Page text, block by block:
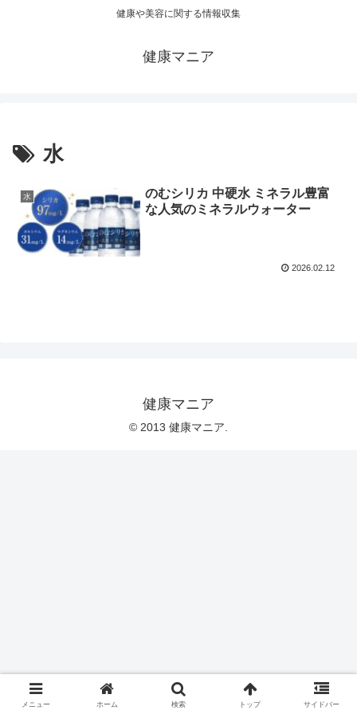
健康や美容に関する情報収集
健康マニア
水
水
のむシリカ 中硬水 ミネラル豊富
な人気のミネラルウォーター
2026.02.12
健康マニア
© 2013 健康マニア.
メニュー ホーム 検索 トップ サイドバー